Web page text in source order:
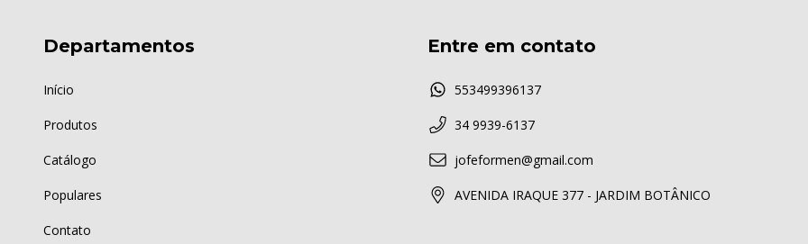
Departamentos
Início
Produtos
Catálogo
Populares
Contato
Entre em contato
553499396137
34 9939-6137
jofeformen@gmail.com
AVENIDA IRAQUE 377 - JARDIM BOTÂNICO